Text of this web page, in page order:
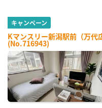
キャンペーン
Kマンスリー新潟駅前（万代
(No.716943)